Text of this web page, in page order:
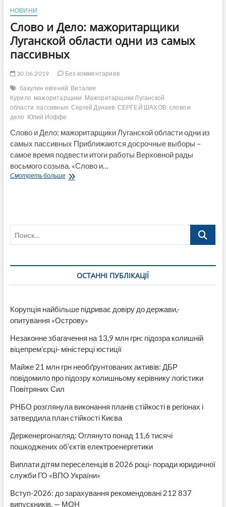
НОВИНИ
Слово и Дело: мажоритарщики
Луганской области одни из самых
пассивных
30.06.2019
Без комментариев
бакулин евгений Виталия
Курило мажоритарщики Мажоритарщики Луганской
области пассивные Сергей Дунаев СЕРГЕЙ ШАХОВ слово и
дело Юлий Иоффе
Слово и Дело: мажоритарщики Луганской области одни из
самых пассивных Приближаются досрочные выборы –
самое время подвести итоги работы Верховной рады
восьмого созыва. «Слово и…
Смотреть большеСлово
Поиск…
ОСТАННІ ПУБЛІКАЦІЇ
Корупція найбільше підриває довіру до держави,-
опитування «Острову»
Незаконне збагачення на 13,9 млн грн: підозра колишній
віцепрем’єрці- міністерці юстиції
Майже 21 млн грн необґрунтованих активів: ДБР
повідомило про підозру колишньому керівнику логістики
Повітряних Сил
РНБО розглянула виконання планів стійкості в регіонах і
затвердила план стійкості Києва
Держенергонагляд: Оглянуто понад 11,6 тисячі
пошкоджених об’єктів електроенергетики
Виплати дітям переселенців в 2026 році- поради юридичної
служби ГО «ВПО України»
Вступ-2026: до зарахування рекомендовані 212 837
випускників, — МОН